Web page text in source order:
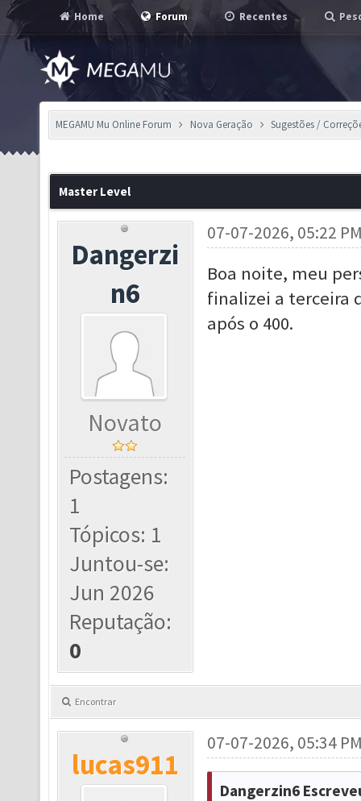
Home Forum Recentes
MEGAMU Mu Online Forum Nova Geração Sugestões /
Master Level
Dangerzi
n6
Novato
Postagens:
1
Tópicos: 1
Juntou-se:
Jun 2026
Reputação:
0
07-07-2026, 05:22
Boa noite, meu
finalizei a terceira
após o 400.
Encontrar
lucas911
07-07-2026, 05:34
Dangerzin6